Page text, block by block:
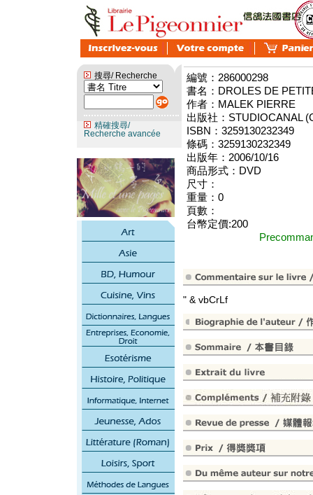
搜尋/ Recherche
精確搜尋/
Recherche avancée
編號：286000298
書名：DROLES DE
作者：MALEK PIERRE
出版社：STUDIOCANAL
ISBN：3259130232349
條碼：3259130232349
出版年：2006/10/16
商品形式：DVD
尺寸：
重量：0
頁數：
台幣定價:200
" & vbCrLf